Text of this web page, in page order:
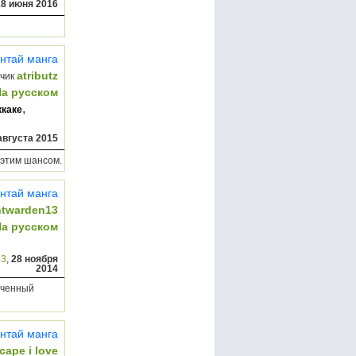
июня 2016
манга
atributz
русском
,
2015
шансом.
манга
русском
, 28 ноября
2014
манга
i love